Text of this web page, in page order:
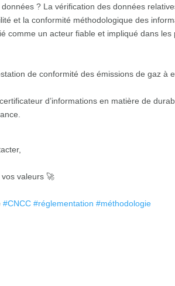
? La vérification des données
et la conformité méthodologique des
comme un acteur fiable et impliqué dans
de conformité des émissions de gaz à
d’informations en matière de
valeurs 🚀
#CNCC #réglementation #méthodologie